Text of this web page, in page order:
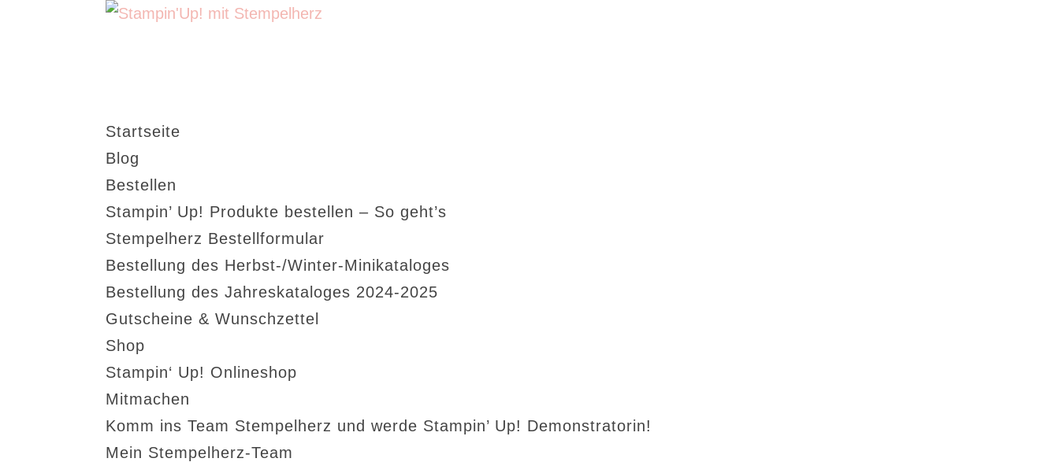
Startseite
Blog
Bestellen
Stampin’ Up! Produkte bestellen – So geht’s
Stempelherz Bestellformular
Bestellung des Herbst-/Winter-Minikataloges
Bestellung des Jahreskataloges 2024-2025
Gutscheine & Wunschzettel
Shop
Stampin‘ Up! Onlineshop
Mitmachen
Komm ins Team Stempelherz und werde Stampin’ Up! Demonstratorin!
Mein Stempelherz-Team